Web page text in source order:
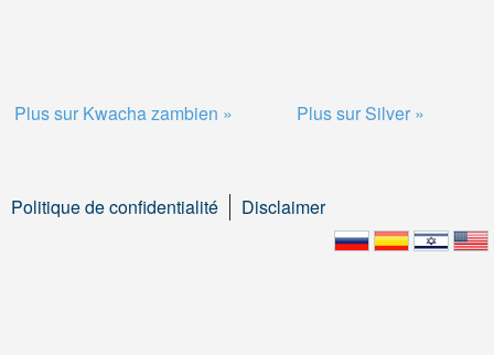
Plus sur Kwacha zambien » Plus sur Silver »
Politique de confidentialité Disclaimer